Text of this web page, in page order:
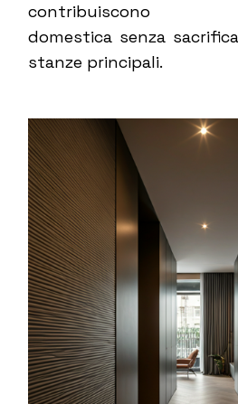
contribuiscono
domestica senza
stanze principali.